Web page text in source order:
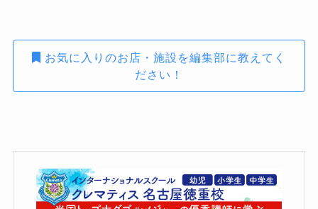
お気に入りのお店・施設を編集部に教えてく
ださい！